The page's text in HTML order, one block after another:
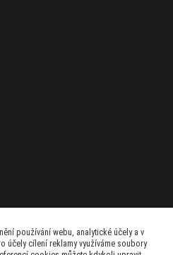
používání webu, analytické účely a v
účely cílení reklamy využíváme soubory